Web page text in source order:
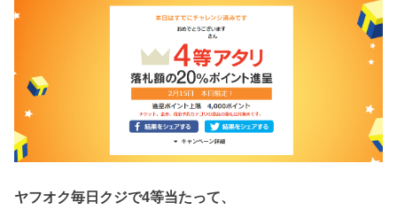
ヤフオク毎日クジで4等当たって、